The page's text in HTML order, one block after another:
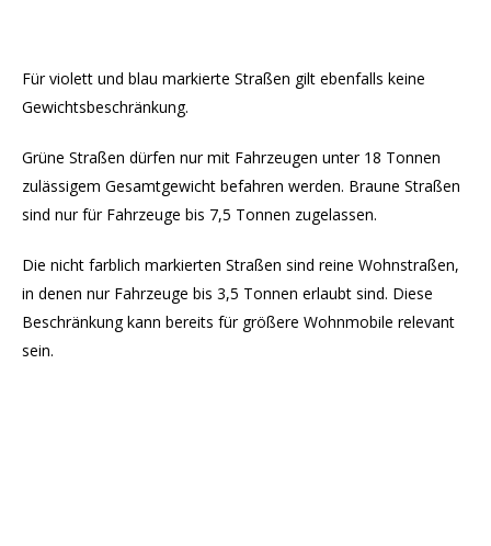
Für violett und blau markierte Straßen gilt ebenfalls keine
Gewichtsbeschränkung.
Grüne Straßen dürfen nur mit Fahrzeugen unter 18 Tonnen
zulässigem Gesamtgewicht befahren werden. Braune Straßen
sind nur für Fahrzeuge bis 7,5 Tonnen zugelassen.
Die nicht farblich markierten Straßen sind reine Wohnstraßen,
in denen nur Fahrzeuge bis 3,5 Tonnen erlaubt sind. Diese
Beschränkung kann bereits für größere Wohnmobile relevant
sein.